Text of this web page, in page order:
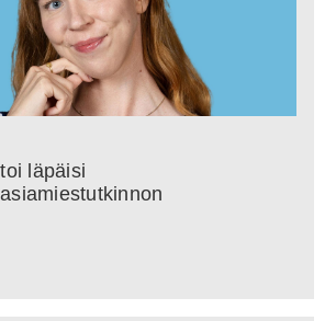
läpäisi